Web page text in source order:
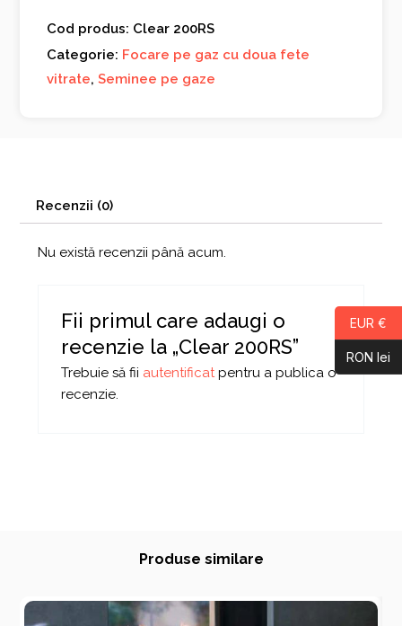
Cod produs: Clear 200RS
Categorie: Focare pe gaz cu doua fete
vitrate,Seminee pe gaze
Recenzii (0)
Nu există recenzii până acum.
Fii primul care adaugi o
recenzie la „Clear 200RS”
Trebuie să fii autentificatpentru a publica o
recenzie.
Produse similare
EUR €
RON lei